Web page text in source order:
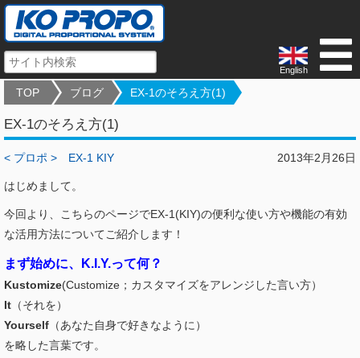
English
TOP ブログ EX-1のそろえ方(1)
EX-1のそろえ方(1)
2013年2月26日
< プロポ > EX-1 KIY
はじめまして。
今回より、こちらのページでEX-1(KIY)の便利な使い方や機能の有効
な活用方法についてご紹介します！
まず始めに、K.I.Y.って何？
Kustomize(Customize；カスタマイズをアレンジした言い方）
It （それを）
Yourself （あなた自身で好きなように）
を略した言葉です。